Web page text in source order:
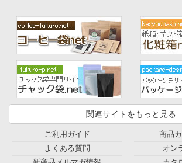
関連サイトをもっと見る
ご利用ガイド
よくある質問
商品
オン